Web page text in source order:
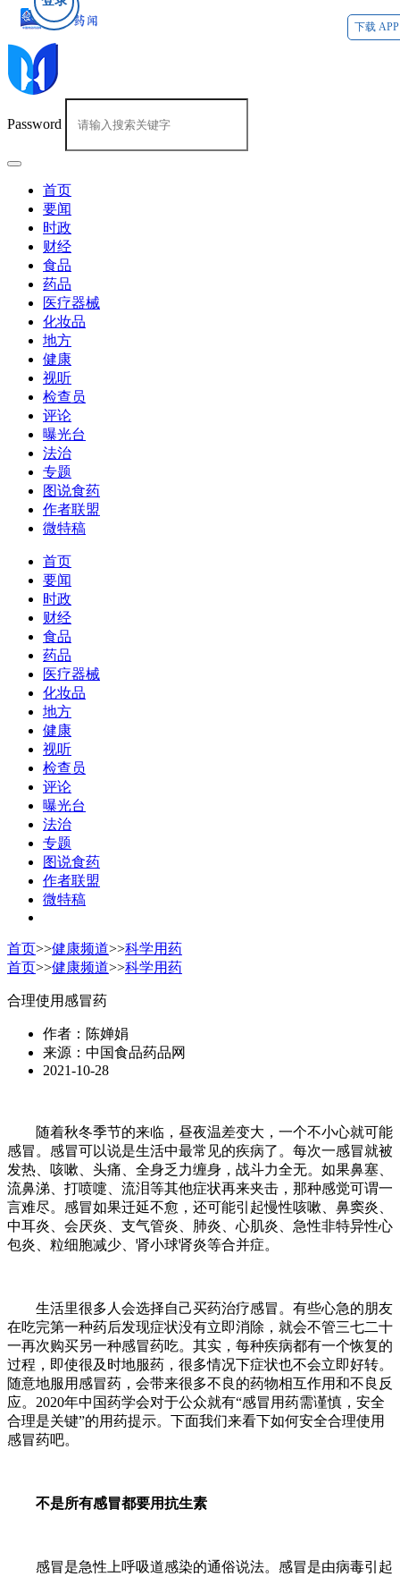
下载 APP
Password
首页
要闻
时政
财经
食品
药品
医疗器械
化妆品
地方
健康
视听
检查员
评论
曝光台
法治
专题
图说食药
作者联盟
微特稿
首页
要闻
时政
财经
食品
药品
医疗器械
化妆品
地方
健康
视听
检查员
评论
曝光台
法治
专题
图说食药
作者联盟
微特稿
首页>>健康频道>>科学用药
首页>>健康频道>>科学用药
合理使用感冒药
作者：陈婵娟
来源：中国食品药品网
2021-10-28
随着秋冬季节的来临，昼夜温差变大，一个不小心就可能
感冒。感冒可以说是生活中最常见的疾病了。每次一感冒就被
发热、咳嗽、头痛、全身乏力缠身，战斗力全无。如果鼻塞、
流鼻涕、打喷嚏、流泪等其他症状再来夹击，那种感觉可谓一
言难尽。感冒如果迁延不愈，还可能引起慢性咳嗽、鼻窦炎、
中耳炎、会厌炎、支气管炎、肺炎、心肌炎、急性非特异性心
包炎、粒细胞减少、肾小球肾炎等合并症。
生活里很多人会选择自己买药治疗感冒。有些心急的朋友
在吃完第一种药后发现症状没有立即消除，就会不管三七二十
一再次购买另一种感冒药吃。其实，每种疾病都有一个恢复的
过程，即使很及时地服药，很多情况下症状也不会立即好转。
随意地服用感冒药，会带来很多不良的药物相互作用和不良反
应。2020年中国药学会对于公众就有“感冒用药需谨慎，安全
合理是关键”的用药提示。下面我们来看下如何安全合理使用
感冒药吧。
不是所有感冒都要用抗生素
感冒是急性上呼吸道感染的通俗说法。感冒是由病毒引起